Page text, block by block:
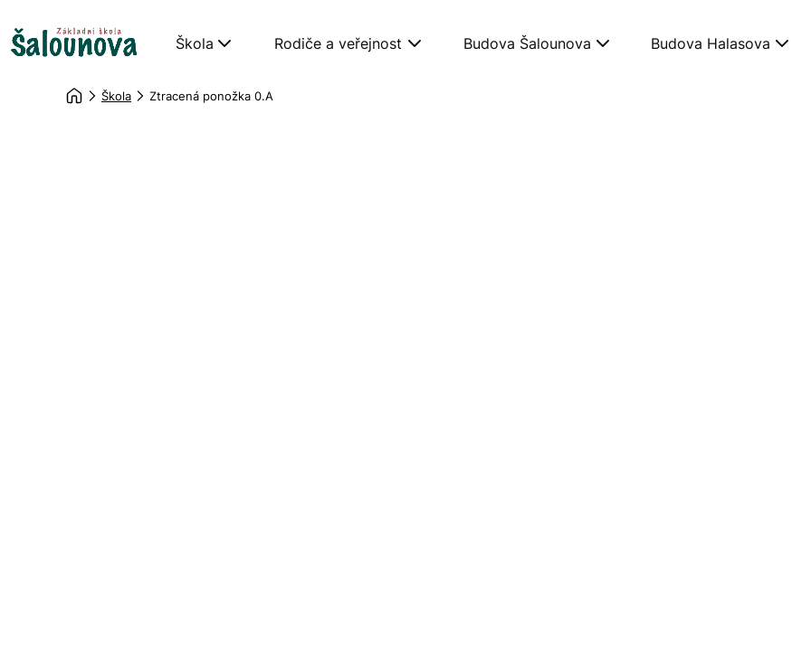
Škola Rodiče a veřejnost Budova Šalounova Budova Halasova
Škola Ztracená ponožka 0.A